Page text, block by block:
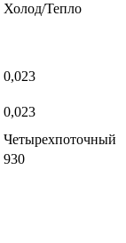
Холод/Тепло
0,023
0,023
Четырехпоточный
930